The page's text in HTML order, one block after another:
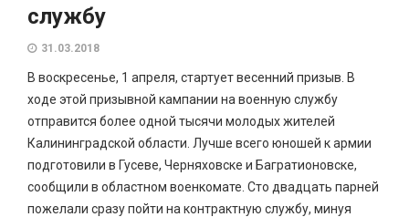
службу
31.03.2018
В воскресенье, 1 апреля, стартует весенний призыв. В
ходе этой призывной кампании на военную службу
отправится более одной тысячи молодых жителей
Калининградской области. Лучше всего юношей к армии
подготовили в Гусеве, Черняховске и Багратионовске,
сообщили в областном военкомате. Сто двадцать парней
пожелали сразу пойти на контрактную службу, минуя